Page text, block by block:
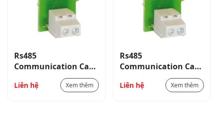
Rs485
Communication Card
For Dctl Thyristor
Modules_EXC1042
Liên hệ Xem thêm
Rs485
Communication Card
For Dctl Thyristor
Modules_EXC1042
Liên hệ Xem thêm